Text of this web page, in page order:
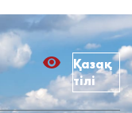
Қазақ
тілі